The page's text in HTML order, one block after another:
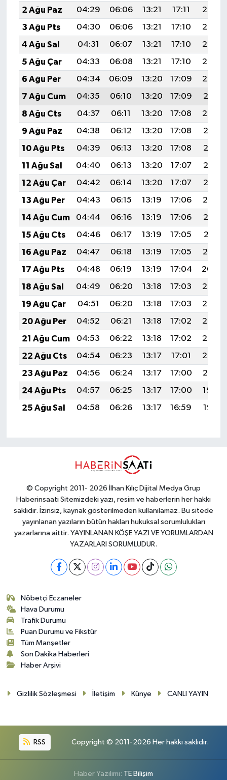
2 Ağu Paz
04:29 06:06 13:21 17:11
20:26
3 Ağu Pts
04:30 06:06 13:21 17:10
20:25
4 Ağu Sal
04:31 06:07 13:21 17:10
20:24
5 Ağu Çar
04:33 06:08 13:21 17:10
20:23
6 Ağu Per
04:34 06:09 13:20 17:09
20:22
7 Ağu Cum
04:35 06:10 13:20 17:09
20:21
8 Ağu Cts
04:37 06:11 13:20 17:08
20:20
9 Ağu Paz
04:38 06:12 13:20 17:08
20:18
10 Ağu Pts
04:39 06:13 13:20 17:08
20:17
11 Ağu Sal
04:40 06:13 13:20 17:07
20:16
12 Ağu Çar
04:42 06:14 13:20 17:07
20:15
13 Ağu Per
04:43 06:15 13:19 17:06
20:14
14 Ağu Cum
04:44 06:16 13:19 17:06
20:12
15 Ağu Cts
04:46 06:17 13:19 17:05
20:11
16 Ağu Paz
04:47 06:18 13:19 17:05
20:10
17 Ağu Pts
04:48 06:19 13:19 17:04
20:09
18 Ağu Sal
04:49 06:20 13:18 17:03
20:07
19 Ağu Çar
04:51 06:20 13:18 17:03
20:06
20 Ağu Per
04:52 06:21 13:18 17:02
20:05
21 Ağu Cum
04:53 06:22 13:18 17:02
20:03
22 Ağu Cts
04:54 06:23 13:17 17:01
20:02
23 Ağu Paz
04:56 06:24 13:17 17:00
20:01
24 Ağu Pts
04:57 06:25 13:17 17:00
19:59
25 Ağu Sal
04:58 06:26 13:17 16:59 19:58
© Copyright 2011- 2026 İlhan Kılıç Dijital Medya Grup
Haberinsaati Sitemizdeki yazı, resim ve haberlerin her hakkı
saklıdır. İzinsiz, kaynak gösterilmeden kullanılamaz. Bu sitede
yayınlanan yazıların bütün hakları hukuksal sorumlulukları
yazarlarına aittir. YAYINLANAN KÖŞE YAZI VE YORUMLARDAN
YAZARLARI SORUMLUDUR.
Nöbetçi Eczaneler
Hava Durumu
Trafik Durumu
Puan Durumu ve Fikstür
Tüm Manşetler
Son Dakika Haberleri
Haber Arşivi
Gizlilik Sözleşmesi İletişim Künye CANLI YAYIN
RSS Copyright © 2011-2026 Her hakkı saklıdır.
Haber Yazılımı: TE Bilişim